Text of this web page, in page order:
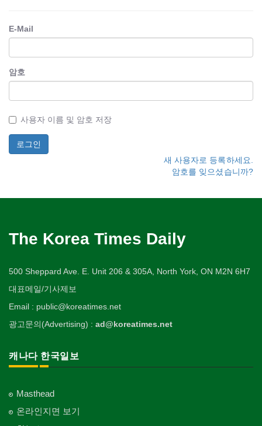
E-Mail
암호
사용자 이름 및 암호 저장
새 사용자로 등록하세요.
암호를 잊으셨습니까?
The Korea Times Daily
500 Sheppard Ave. E. Unit 206 & 305A, North York, ON M2N 6H7
대표메일/기사제보
Email : public@koreatimes.net
광고문의(Advertising) : ad@koreatimes.net
캐나다 한국일보
Masthead
온라인지면 보기